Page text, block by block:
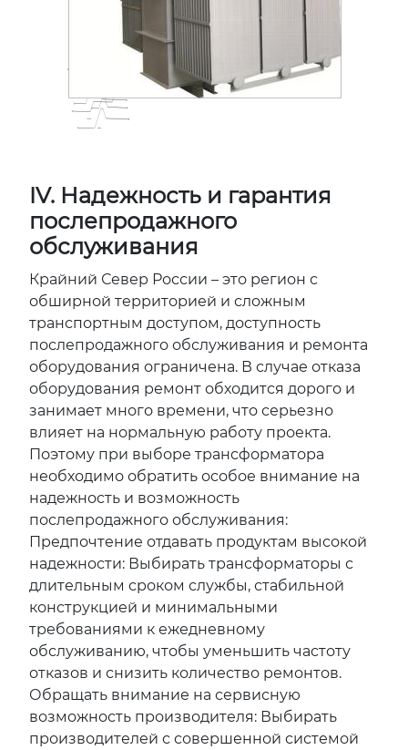
IV. Надежность и гарантия
послепродажного
обслуживания
Крайний Север России – это регион с
обширной территорией и сложным
транспортным доступом, доступность
послепродажного обслуживания и ремонта
оборудования ограничена. В случае отказа
оборудования ремонт обходится дорого и
занимает много времени, что серьезно
влияет на нормальную работу проекта.
Поэтому при выборе трансформатора
необходимо обратить особое внимание на
надежность и возможность
послепродажного обслуживания:
Предпочтение отдавать продуктам высокой
надежности: Выбирать трансформаторы с
длительным сроком службы, стабильной
конструкцией и минимальными
требованиями к ежедневному
обслуживанию, чтобы уменьшить частоту
отказов и снизить количество ремонтов.
Обращать внимание на сервисную
возможность производителя: Выбирать
производителей с совершенной системой